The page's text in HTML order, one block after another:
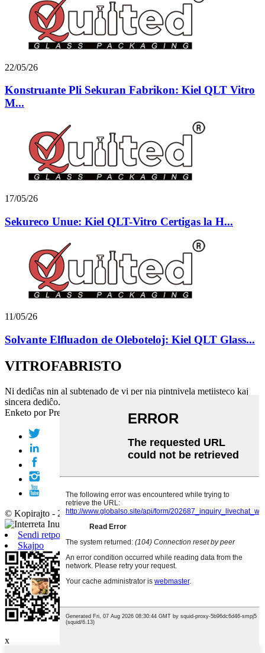
22/05/26
Konstruante Pli Sekuran Fabrikon: Kiel QLT Vitro
M...
17/05/26
Sekureco Unue: Kiel QLT-Vitro Certigas la H...
11/05/26
Solvante Elfluadon de Oleboteloj: Kiel QLT Glass...
VITROFABRISTO
Ni dediĉas nin al subtenado de vi per nia pintnivela metiisteco kaj
sincera dediĉo.
Enketo por Prezolisto
© Kopirajto - 2010-2019 : Ĉiuj Rajtoj Rezervitaj.
Sendi retpoŝton
Skajpo
x